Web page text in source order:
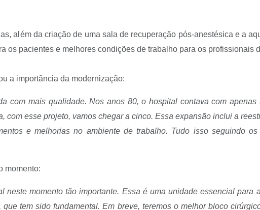
além da criação de uma sala de recuperação pós-anestésica e a
os pacientes e melhores condições de trabalho para os profissionais
a importância da modernização:
com mais qualidade. Nos anos 80, o hospital contava com apenas
com esse projeto, vamos chegar a cinco. Essa expansão inclui a
e melhorias no ambiente de trabalho. Tudo isso seguindo
momento:
neste momento tão importante. Essa é uma unidade essencial para
tem sido fundamental. Em breve, teremos o melhor bloco